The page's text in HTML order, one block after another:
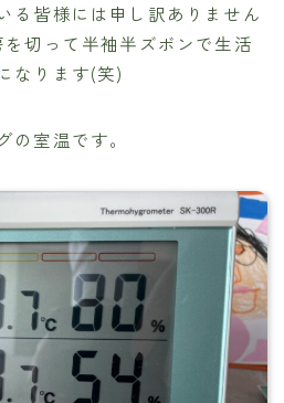
る皆様には申し訳ありません
切って半袖半ズボンで生活
なります(笑)
の室温です。